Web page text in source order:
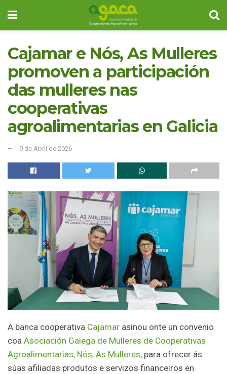
Cajamar e Nós, As Mulleres
promoven a participación
das mulleres nas
cooperativas
agroalimentarias en Galicia
9 de Abril de 2026
A banca cooperativa Cajamar asinou onte un convenio
coa Asociación Galega de Mulleres de Cooperativas
Agroalimentarias, Nós, As Mulleres, para ofrecer ás
súas afiliadas produtos e servizos financeiros en